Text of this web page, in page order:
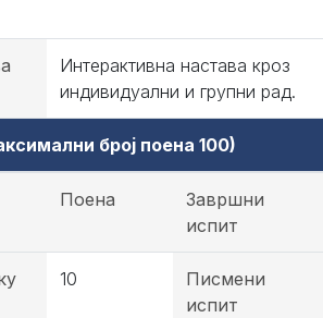
Интерактивна настава кроз
индивидуални и групни рад.
број поена 100)
Поена
Завршни
испит
10
Писмени
испит